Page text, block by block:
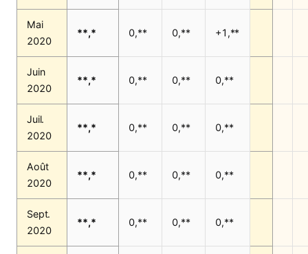
Mai
2020
**,* 0,** 0,** +1,**
Juin
2020
**,* 0,** 0,** 0,**
Juil.
2020
**,* 0,** 0,** 0,**
Août
2020
**,* 0,** 0,** 0,**
Sept.
2020
**,* 0,** 0,** 0,**